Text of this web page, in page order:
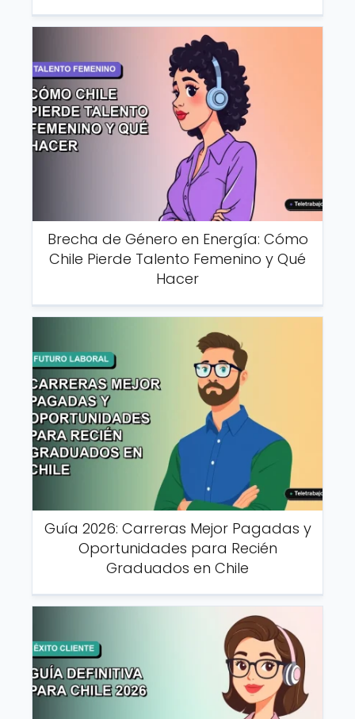
Brecha de Género en Energía: Cómo
Chile Pierde Talento Femenino y Qué
Hacer
Guía 2026: Carreras Mejor Pagadas y
Oportunidades para Recién
Graduados en Chile